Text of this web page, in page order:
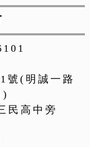
號(明誠一路
)
民高中旁